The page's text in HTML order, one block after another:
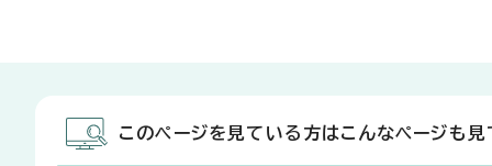
このページを見ている方はこんなページも見